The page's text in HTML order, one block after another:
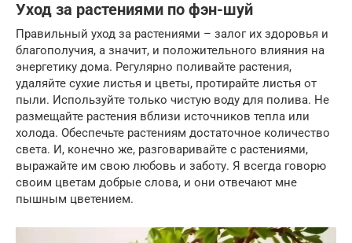
Уход за растениями по фэн-шуй
Правильный уход за растениями – залог их здоровья и
благополучия, а значит, и положительного влияния на
энергетику дома. Регулярно поливайте растения,
удаляйте сухие листья и цветы, протирайте листья от
пыли. Используйте только чистую воду для полива. Не
размещайте растения вблизи источников тепла или
холода. Обеспечьте растениям достаточное количество
света. И, конечно же, разговаривайте с растениями,
выражайте им свою любовь и заботу. Я всегда говорю
своим цветам добрые слова, и они отвечают мне
пышным цветением.